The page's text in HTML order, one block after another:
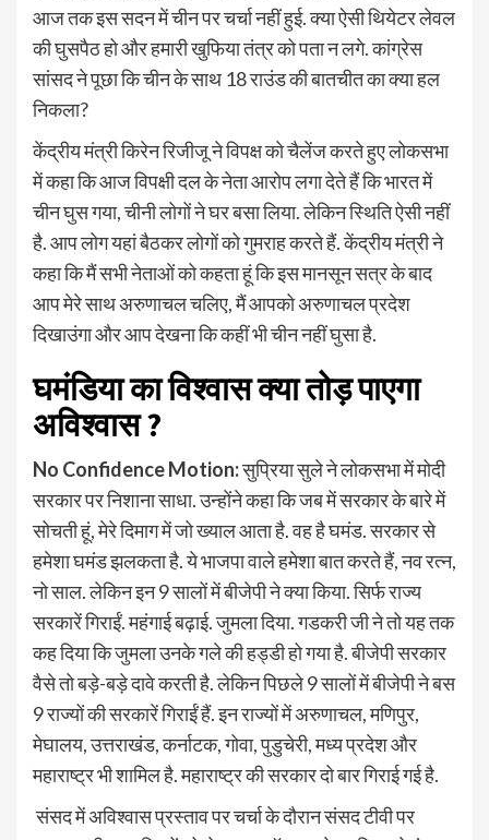
आज तक इस सदन में चीन पर चर्चा नहीं हुई. क्या ऐसी थियेटर लेवल
की घुसपैठ हो और हमारी खुफिया तंत्र को पता न लगे. कांग्रेस
सांसद ने पूछा कि चीन के साथ 18 राउंड की बातचीत का क्या हल
निकला?
केंद्रीय मंत्री किरेन रिजीजू ने विपक्ष को चैलेंज करते हुए लोकसभा
में कहा कि आज विपक्षी दल के नेता आरोप लगा देते हैं कि भारत में
चीन घुस गया, चीनी लोगों ने घर बसा लिया. लेकिन स्थिति ऐसी नहीं
है. आप लोग यहां बैठकर लोगों को गुमराह करते हैं. केंद्रीय मंत्री ने
कहा कि मैं सभी नेताओं को कहता हूं कि इस मानसून सत्र के बाद
आप मेरे साथ अरुणाचल चलिए, मैं आपको अरुणाचल प्रदेश
दिखाउंगा और आप देखना कि कहीं भी चीन नहीं घुसा है.
घमंडिया का विश्वास क्या तोड़ पाएगा
अविश्वास ?
No Confidence Motion:सुप्रिया सुले ने लोकसभा में मोदी
सरकार पर निशाना साधा. उन्होंने कहा कि जब में सरकार के बारे में
सोचती हूं, मेरे दिमाग में जो ख्याल आता है. वह है घमंड. सरकार से
हमेशा घमंड झलकता है. ये भाजपा वाले हमेशा बात करते हैं, नव रत्न,
नो साल. लेकिन इन 9 सालों में बीजेपी ने क्या किया. सिर्फ राज्य
सरकारें गिराईं. महंगाई बढ़ाई. जुमला दिया. गडकरी जी ने तो यह तक
कह दिया कि जुमला उनके गले की हड्डी हो गया है. बीजेपी सरकार
वैसे तो बड़े-बड़े दावे करती है. लेकिन पिछले 9 सालों में बीजेपी ने बस
9 राज्यों की सरकारें गिराईं हैं. इन राज्यों में अरुणाचल, मणिपुर,
मेघालय, उत्तराखंड, कर्नाटक, गोवा, पुडुचेरी, मध्य प्रदेश और
महाराष्ट्र भी शामिल है. महाराष्ट्र की सरकार दो बार गिराई गई है.
संसद में अविश्वास प्रस्ताव पर चर्चा के दौरान संसद टीवी पर